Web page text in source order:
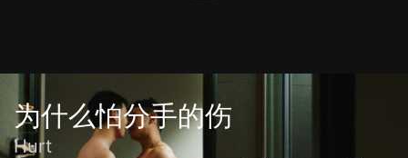
为什么怕分手的伤
Hurt